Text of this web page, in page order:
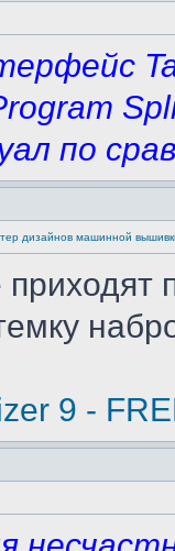
по
дизайнов машинной
9 -